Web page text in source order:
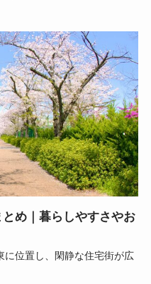
め｜暮らしやすさやお
に位置し、閑静な住宅街が広